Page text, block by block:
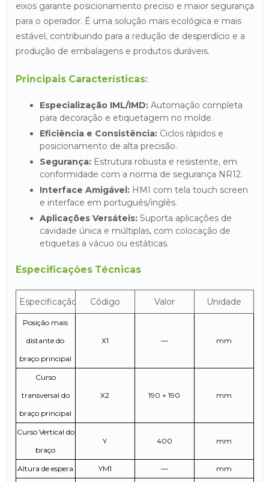
eixos garante posicionamento preciso e maior segurança
para o operador. É uma solução mais ecológica e mais
estável, contribuindo para a redução de desperdício e a
produção de embalagens e produtos duráveis.
Principais Características:
Especialização IML/IMD:Automação completa
para decoração e etiquetagem no molde.
Eficiência e Consistência:Ciclos rápidos e
posicionamento de alta precisão.
Segurança:Estrutura robusta e resistente, em
conformidade com a norma de segurança NR12.
Interface Amigável:HMI com tela touch screen
e interface em português/inglês.
Aplicações Versáteis:Suporta aplicações de
cavidade única e múltiplas, com colocação de
etiquetas a vácuo ou estáticas.
Especificações Técnicas
Especificação Código Valor Unidade
Posição mais
distante do
braço principal
X1 — mm
Curso
transversal do
braço principal
X2 190 + 190 mm
Curso Vertical do
braço
Y 400 mm
Altura de espera YM1 — mm